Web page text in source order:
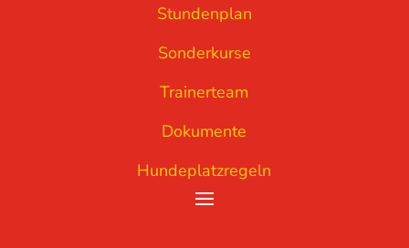
Stundenplan
Sonderkurse
Trainerteam
Dokumente
Hundeplatzregeln